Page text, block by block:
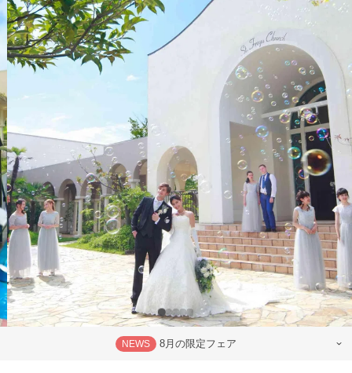
NEWS 8月の限定フェア